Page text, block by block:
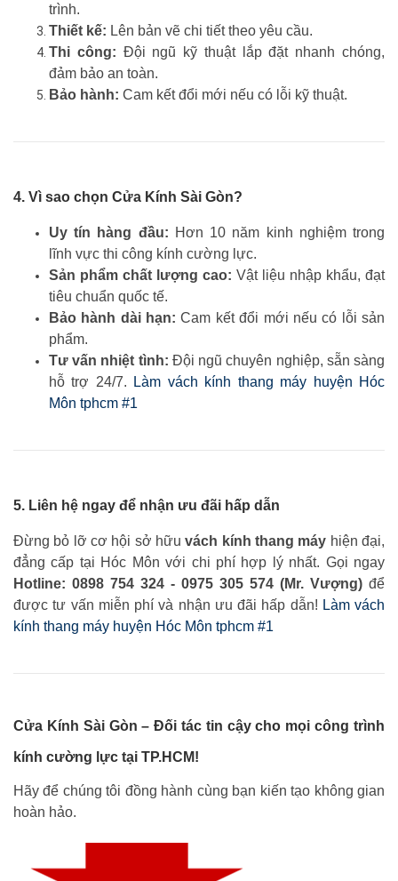
trình.
Thiết kế: Lên bản vẽ chi tiết theo yêu cầu.
Thi công: Đội ngũ kỹ thuật lắp đặt nhanh chóng,
đảm bảo an toàn.
Bảo hành: Cam kết đổi mới nếu có lỗi kỹ thuật.
4. Vì sao chọn Cửa Kính Sài Gòn?
Uy tín hàng đầu: Hơn 10 năm kinh nghiệm trong
lĩnh vực thi công kính cường lực.
Sản phẩm chất lượng cao: Vật liệu nhập khẩu, đạt
tiêu chuẩn quốc tế.
Bảo hành dài hạn: Cam kết đổi mới nếu có lỗi sản
phẩm.
Tư vấn nhiệt tình: Đội ngũ chuyên nghiệp, sẵn sàng
hỗ trợ 24/7.
Làm vách kính thang máy huyện Hóc
Môn tphcm #1
5. Liên hệ ngay để nhận ưu đãi hấp dẫn
Đừng bỏ lỡ cơ hội sở hữuvách kính thang máy hiện đại,
đẳng cấp tại Hóc Môn với chi phí hợp lý nhất. Gọi ngay
Hotline: 0898 754 324 - 0975 305 574 (Mr. Vượng) để
được tư vấn miễn phí và nhận ưu đãi hấp dẫn! Làm vách
kính thang máy huyện Hóc Môn tphcm #1
Cửa Kính Sài Gòn – Đối tác tin cậy cho mọi công trình
kính cường lực tại TP.HCM!
Hãy để chúng tôi đồng hành cùng bạn kiến tạo không gian
hoàn hảo.